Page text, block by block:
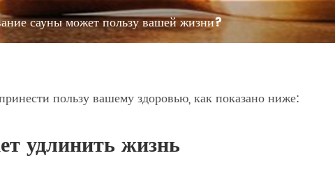
сауны может пользу вашей жизни?
пользу вашему здоровью, как показано ниже:
удлинить жизнь